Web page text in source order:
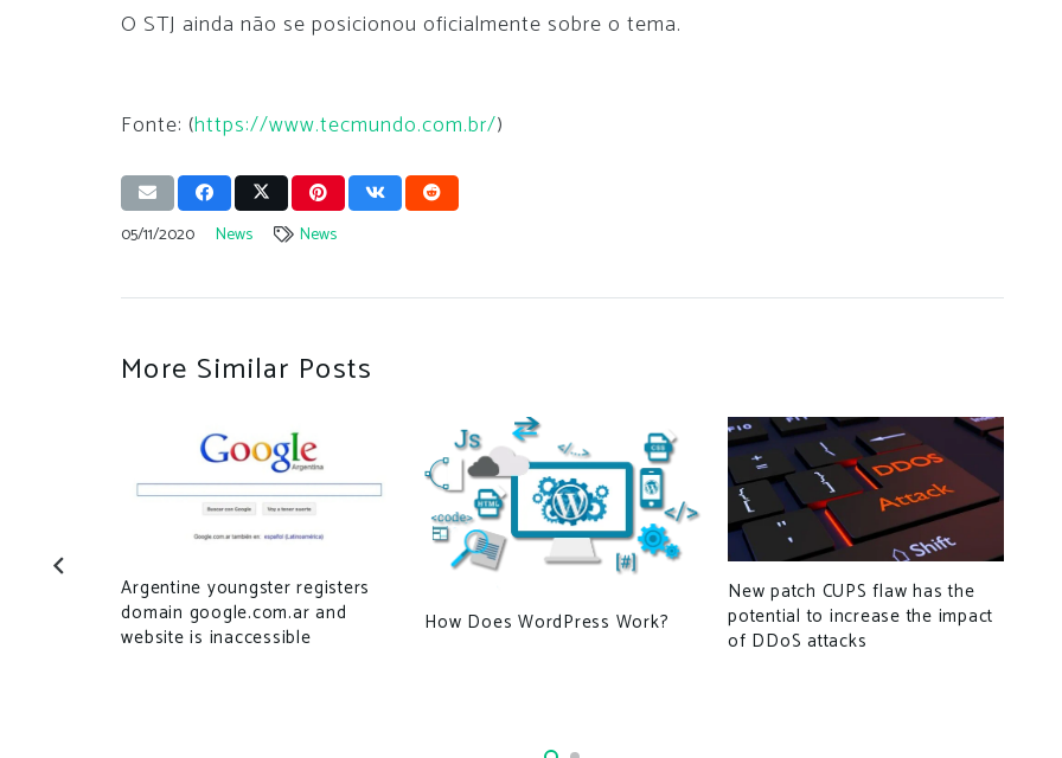
O STJ ainda não se posicionou oficialmente sobre o tema.
Fonte: (https://www.tecmundo.com.br/)
05/11/2020 News News
More Similar Posts
Argentine youngster registers
domain google.com.ar and
website is inaccessible
How Does WordPress Work?
New patch CUPS flaw has the
potential to increase the impact
of DDoS attacks